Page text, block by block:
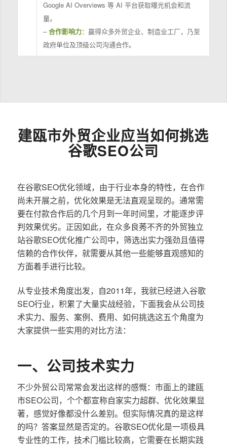
Google AI Overviews 等 AI 平台获取曝光机会和流
量。
–合作影响力：赢得众多外贸企业、制造业工厂，乃至
政府单位及顶级公司沟通合作。
建瓯市外贸企业应当如何挑选
谷歌SEO公司
在谷歌SEO优化领域，由于行业本身的特性，在合作
尚未开展之前，优化效果是无法直观呈现的。通常需
要在付款合作后的几个月到一年时间里，才能逐步评
判效果优劣。正因如此，在众多良莠不齐的外贸独立
站谷歌SEO优化推广公司中，筛选出实力强劲且值得
信赖的合作伙伴，就需要从其他一些能够直观感知的
方面着手进行比较。
从专业技术角度出发，自2011年，我就已经进入谷歌
SEO行业，积累了大量实战经验，下面我会从公司技
术实力、服务、案例、费用、如何挑选这五个角度为
大家提供一些实用的对比方法：
一、公司技术实力
不少外贸公司常常会发出这样的感慨：市面上的建瓯
市SEO公司，个个都宣称自家实力超群、优化效果显
著，感觉好像都没什么差别。但实际情况真的是这样
的吗？答案显然是否定的。谷歌SEO优化是一项极具
专业性的工作，技术门槛比较高，它需要在长期实践